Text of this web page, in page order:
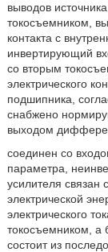
выводов
токосъемником,
контакта с
инвертирующий
со вторым
электрического
подшипника,
снабжено
выходом
соединен со
параметра,
усилителя связан
электрической
электрического
токосъемником, а
состоит из